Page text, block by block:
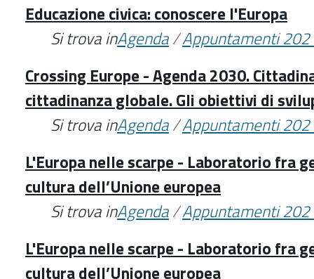
Educazione civica: conoscere l'Europa
Si trova inAgenda/Appuntamenti
Crossing Europe - Agenda 2030.
cittadinanza globale. Gli obiettivi di
Si trova inAgenda/Appuntamenti
L'Europa nelle scarpe - Laboratorio fra
cultura dell’Unione europea
Si trova inAgenda/Appuntamenti
L'Europa nelle scarpe - Laboratorio fra
cultura dell’Unione europea